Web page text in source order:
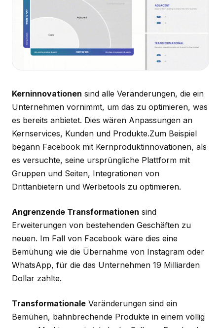
Kerninnovationen sind alle Veränderungen, die ein
Unternehmen vornimmt, um das zu optimieren, was
es bereits anbietet. Dies wären Anpassungen an
Kernservices, Kunden und Produkte.Zum Beispiel
begann Facebook mit Kernproduktinnovationen, als
es versuchte, seine ursprüngliche Plattform mit
Gruppen und Seiten, Integrationen von
Drittanbietern und Werbetools zu optimieren.
Angrenzende Transformationen sind
Erweiterungen von bestehenden Geschäften zu
neuen. Im Fall von Facebook wäre dies eine
Bemühung wie die Übernahme von Instagram oder
WhatsApp, für die das Unternehmen 19 Milliarden
Dollar zahlte.
Transformationale Veränderungen sind ein
Bemühen, bahnbrechende Produkte in einem völlig